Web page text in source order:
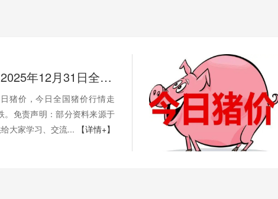
今日猪价 | 2025年12月31日全国猪价行情一览表！
猪价，今日全国猪价行情走
。免责声明：部分资料来源于
大家学习、交流...
【详情+】